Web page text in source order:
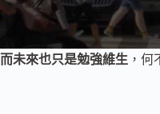
未來也只是勉強維生 ，